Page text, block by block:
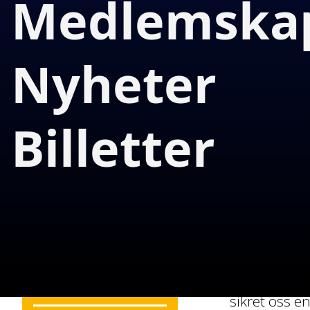
Nyheter
Billetter
Skrevet av
Mats Årthun
For en
opp med
gjennom
Vi
sikret oss